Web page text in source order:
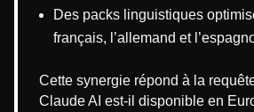
Des packs linguistiques
français, l’allemand et
Cette synergie répond à la
Claude AI est-il disponible en